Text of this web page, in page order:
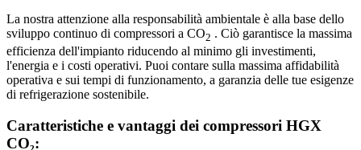
La nostra attenzione alla responsabilità ambientale è alla base dello
sviluppo continuo di compressori a CO2 . Ciò garantisce la massima
efficienza dell'impianto riducendo al minimo gli investimenti,
l'energia e i costi operativi. Puoi contare sulla massima affidabilità
operativa e sui tempi di funzionamento, a garanzia delle tue esigenze
di refrigerazione sostenibile.
Caratteristiche e vantaggi dei compressori HGX
CO₂: